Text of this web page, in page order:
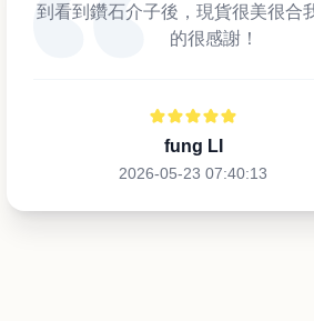
到看到鑽石介子後，現貨很美很合
的很感謝！
fung LI
2026-05-23 07:40:13